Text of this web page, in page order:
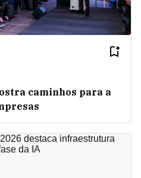
caminhos para a